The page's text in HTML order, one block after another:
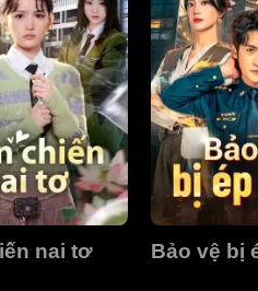
nai tơ Bảo vệ bị